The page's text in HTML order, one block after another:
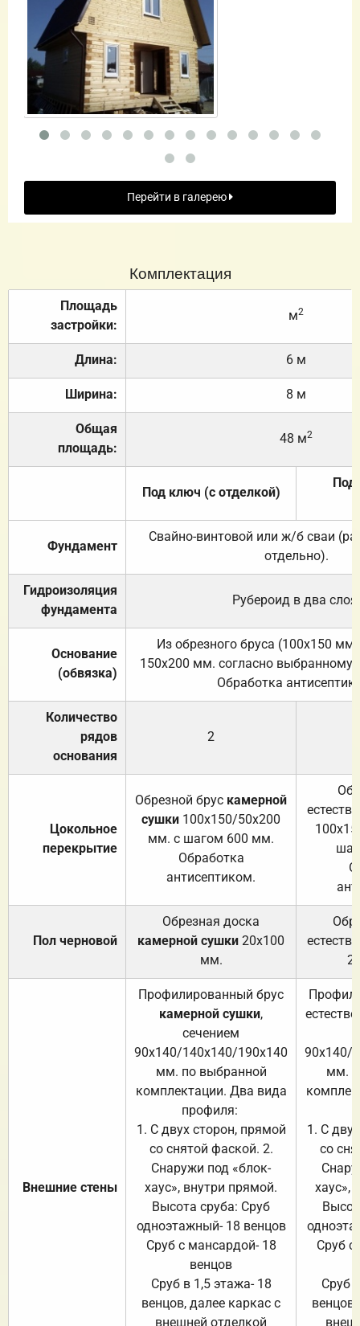
Перейти в галерею
Комплектация
Площадь
застройки:
м2
Длина: 6 м
Ширина: 8 м
Общая
площадь:
48 м2
Под ключ (с отделкой)
Под
Фундамент
Свайно-винтовой или ж/б сваи
отдельно).
Гидроизоляция
фундамента
Рубероид в два слоя.
Основание
(обвязка)
Из обрезного бруса (100х150
150х200 мм. согласно выбранному
Обработка
Количество
рядов
основания
2
Цокольное
перекрытие
Обрезной брус камерной
сушки 100х150/50х200
мм. с шагом 600 мм.
Обработка
антисептиком.
Пол черновой
Обрезная доска
камерной сушки 20х100
мм.
Внешние стены
Профилированный брус
камерной сушки,
сечением
90х140/140х140/190х140
мм. по выбранной
комплектации. Два вида
профиля:
1. С двух сторон, прямой
со снятой фаской. 2.
Снаружи под «блок-
хаус», внутри прямой.
Высота сруба: Сруб
одноэтажный- 18 венцов
Сруб с мансардой- 18
венцов
Сруб в 1,5 этажа- 18
венцов, далее каркас с
внешней отделкой
90х140/
мм.
1. С
со
хаус»,
Сруб с
Сруб